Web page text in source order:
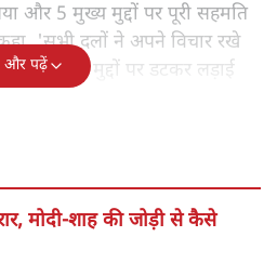
और 5 मुख्य मुद्दों पर पूरी सहमति
'सभी दलों ने अपने विचार रखे
हैं। हम इन मुद्दों पर डटकर लड़ाई
और पढ़ें
मोदी-शाह की जोड़ी से कैसे